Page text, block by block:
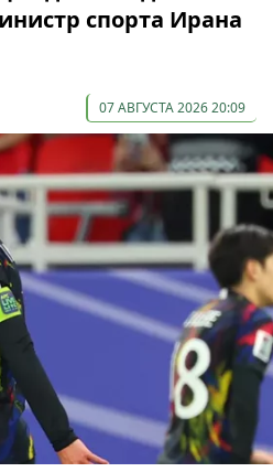
спорта Ирана
07 АВГУСТА 2026 20:09